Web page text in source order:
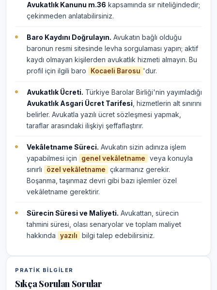
Avukatlık Kanunu m.36 kapsamında sır niteliğindedir;
çekinmeden anlatabilirsiniz.
Baro Kaydını Doğrulayın. Avukatın bağlı olduğu
baronun resmi sitesinde levha sorgulaması yapın; aktif
kaydı olmayan kişilerden avukatlık hizmeti almayın. Bu
profil için ilgili baro
Kocaeli Barosu 'dur.
Avukatlık Ücreti. Türkiye Barolar Birliği'nin yayımladığı
Avukatlık Asgari Ücret Tarifesi , hizmetlerin alt sınırını
belirler. Avukatla yazılı ücret sözleşmesi yapmak,
taraflar arasındaki ilişkiyi şeffaflaştırır.
Vekâletname Süreci. Avukatın sizin adınıza işlem
yapabilmesi için
genel vekâletname
veya konuyla
sınırlı
özel vekâletname
çıkarmanız gerekir.
Boşanma, taşınmaz devri gibi bazı işlemler özel
vekâletname gerektirir.
Sürecin Süresi ve Maliyeti. Avukattan, sürecin
tahmini süresi, olası senaryolar ve toplam maliyet
hakkında
yazılı bilgi talep edebilirsiniz.
PRATIK BILGILER
Sıkça Sorulan Sorular